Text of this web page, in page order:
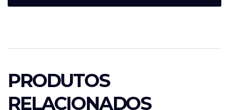
PRODUTOS
RELACIONADOS